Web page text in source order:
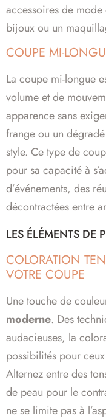
accessoires de
bijoux ou un
COUPE MI-
La coupe mi-longue
volume et de
apparence sans
frange ou un
style. Ce type de
pour sa capacité à
d’événements, des
décontractées entre
LES ÉLÉMENTS DE
COLORATION
VOTRE COUPE
Une touche de
moderne. Des
audacieuses, la
possibilités pour
Alternez entre des
de peau pour le
ne se limite pas à